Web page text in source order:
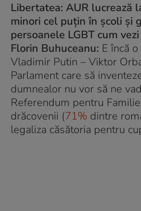
Libertatea: AUR lucrează
minori cel puțin în școli și
persoanele LGBT cum
Florin Buhuceanu: E încă
Vladimir Putin – Viktor
Parlament care să
dumnealor nu vor să ne
Referendum pentru
drăcovenii (71% dintre
legaliza căsătoria pentru